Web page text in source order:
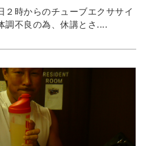
２時からのチューブエクササイ
調不良の為、休講とさ....